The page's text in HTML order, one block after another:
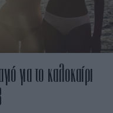
για το καλοκαίρι